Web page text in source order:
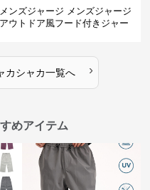
メンズジャージ メンズジャージ
アウトドア風フード付きジャー
カシャカ一覧へ ›
めアイテム